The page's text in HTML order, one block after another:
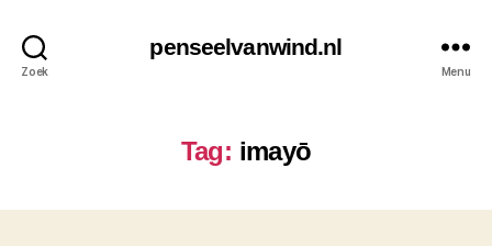
Zoek
penseelvanwind.nl
Menu
Tag: imayō